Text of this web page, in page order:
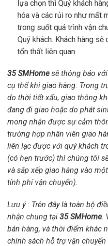
lựa chọn thì Quý khách
hóa và các rủi ro như mất
trong suốt quá trình vận
Quý khách. Khách hàng
tổn thất liên quan.
35 SMHomesẽ thông báo
cụ thể khi giao hàng. Trong
do thời tiết xấu, giao thông
đang đi giao hoặc do phát
mong nhận được sự cảm
trường hợp nhân viên giao
liên lạc được với quý khách
(có hẹn trước) thì chúng tôi
và sắp xếp giao hàng vào
tính phí vận chuyển).
Lưu ý : Trên đây là toàn bộ
nhận chung tại 35 SMHome.
bán hàng, và thời điểm khác
chính sách hỗ trợ vận